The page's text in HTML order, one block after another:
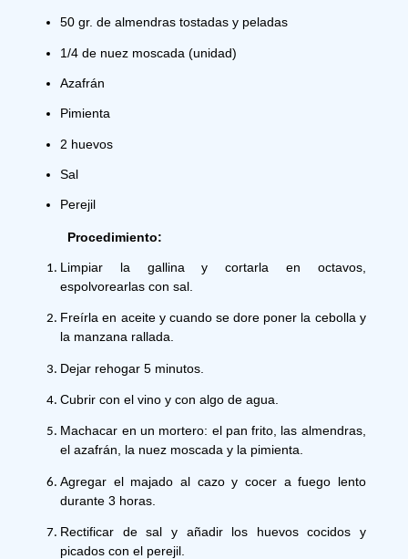
50 gr. de almendras tostadas y peladas
1/4 de nuez moscada (unidad)
Azafrán
Pimienta
2 huevos
Sal
Perejil
Procedimiento:
Limpiar la gallina y cortarla en octavos,
espolvorearlas con sal.
Freírla en aceite y cuando se dore poner la cebolla y
la manzana rallada.
Dejar rehogar 5 minutos.
Cubrir con el vino y con algo de agua.
Machacar en un mortero: el pan frito, las almendras,
el azafrán, la nuez moscada y la pimienta.
Agregar el majado al cazo y cocer a fuego lento
durante 3 horas.
Rectificar de sal y añadir los huevos cocidos y
picados con el perejil.